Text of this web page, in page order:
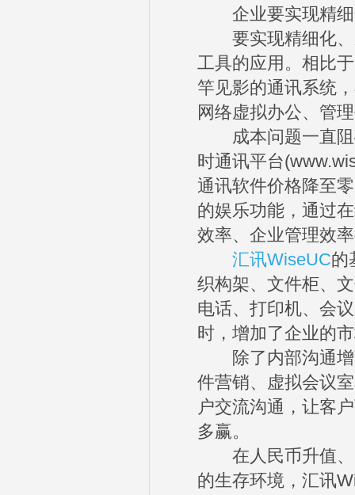
企业要实现精细
要实现精细化、
工具的应用。相比
竿见影的通讯系统
网络虚拟办公、管
成本问题一直阻
时通讯平台
通讯软件价格降至
的娱乐功能，通过
效率、企业管理效
汇讯WiseUC的
织构架、文件柜、
电话、打印机、会
时，增加了企业的
除了内部沟通增
件营销、虚拟会议
户交流沟通，让客
多赢。
在人民币升值、
的生存环境，汇讯